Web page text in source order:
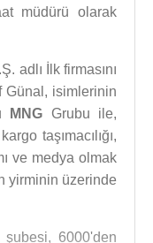
müdürü olarak
adlı İlk firmasını
Günal, isimlerinin
MNG Grubu ile,
taşımacılığı,
ve medya olmak
yirminin üzerinde
6000'den